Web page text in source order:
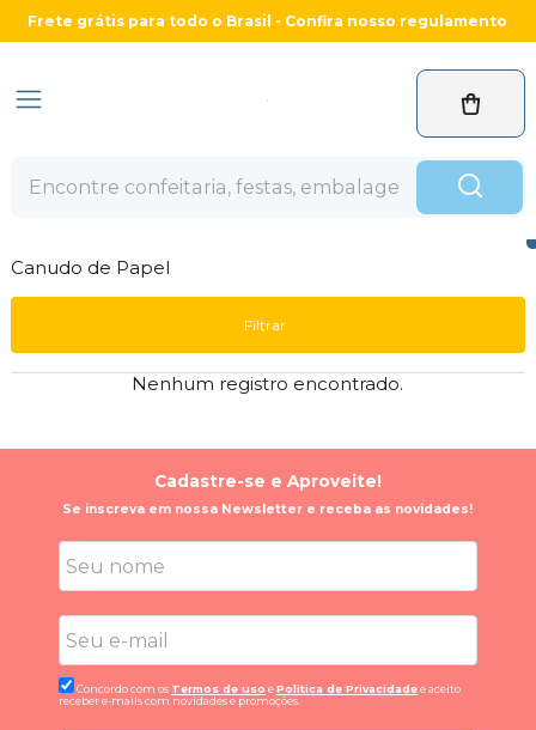
Frete grátis para todo o Brasil - Confira nosso regulamento
Canudo de Papel
Filtrar
Nenhum registro encontrado.
Cadastre-se e Aproveite!
Se inscreva em nossa Newsletter e receba as novidades!
Concordo com os Termos de uso ePolitica de Privacidadee aceito
receber e-mails com novidades e promoções.